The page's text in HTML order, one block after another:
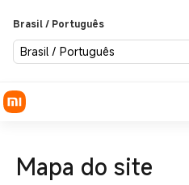
Brasil / Português
Brasil / Português
Mapa do site